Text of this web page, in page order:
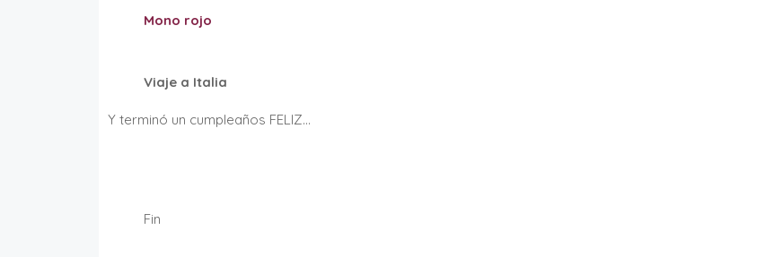
Mono rojo
Viaje a Italia
Y terminó un cumpleaños FELIZ…
Fin